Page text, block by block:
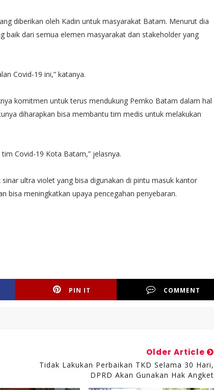
diberikan oleh Kadin untuk masyarakat Batam. Menurut dia
baik dari semua elemen masyarakat dan stakeholder yang
Covid-19 ini,” katanya.
komitmen untuk terus mendukung Pemko Batam dalam hal
diharapkan bisa membantu tim medis untuk melakukan
Covid-19 Kota Batam,” jelasnya.
ultra violet yang bisa digunakan di pintu masuk kantor
bisa meningkatkan upaya pencegahan penyebaran.
PIN IT COMMENT
Older Article
Tidak Lakukan Perbaikan TKD Selama 30 Hari,
DPRD Akan Gunakan Hak Angket